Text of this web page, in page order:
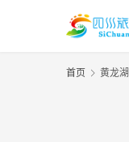
首页 黄龙湖